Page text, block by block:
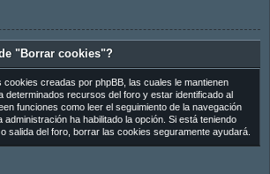
"Borrar cookies"?
creadas por phpBB, las cuales le mantienen
determinados recursos del foro y estar identificado al
funciones como leer el seguimiento de la navegación
administración ha habilitado la opción. Si está teniendo
salida del foro, borrar las cookies seguramente ayudará.